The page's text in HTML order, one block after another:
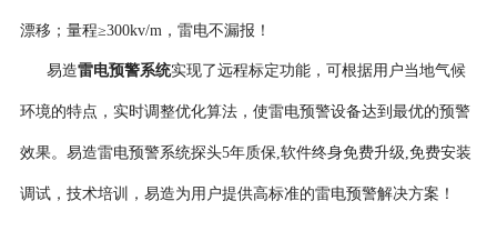
漂移；量程≥300kv/m，雷电不漏报！
易造雷电预警系统实现了远程标定功能，可根据用户当地气候
环境的特点，实时调整优化算法，使雷电预警设备达到最优的预警
效果。 易造雷电预警系统探头5年质保,软件终身免费升级,免费安装
调试，技术培训，易造为用户提供高标准的雷电预警解决方案！